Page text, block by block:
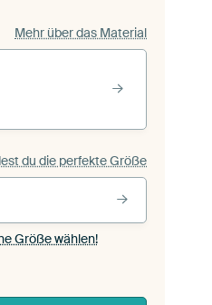
Mehr über das Material
du die perfekte Größe
Größe wählen!